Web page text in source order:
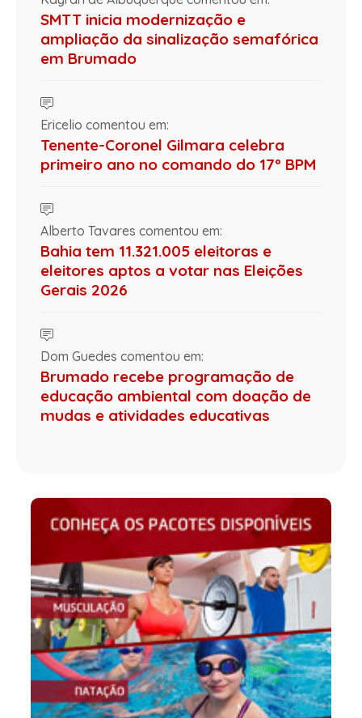
SMTT inicia modernização e
ampliação da sinalização semafórica
em Brumado
Ericelio comentou em:
Tenente-Coronel Gilmara celebra
primeiro ano no comando do 17º BPM
Alberto Tavares comentou em:
Bahia tem 11.321.005 eleitoras e
eleitores aptos a votar nas Eleições
Gerais 2026
Dom Guedes comentou em:
Brumado recebe programação de
educação ambiental com doação de
mudas e atividades educativas